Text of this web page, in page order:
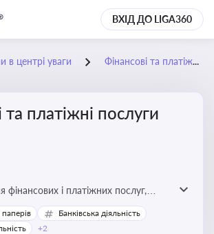
ВХІД ДО LIGA360
в центрі уваги Фінансові та платіжні послуги
та платіжні послуги
фінансових і платіжних послуг,
приймання платежів та
вимог
Банківська діяльність
+2